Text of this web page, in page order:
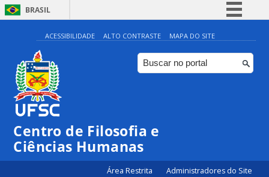
BRASIL
Simplifique!
Comunica BR
Participe
ACESSIBILIDADE ALTO CONTRASTE MAPA DO SITE
Centro de Filosofia e
Ciências Humanas
Área Restrita Administradores do Site